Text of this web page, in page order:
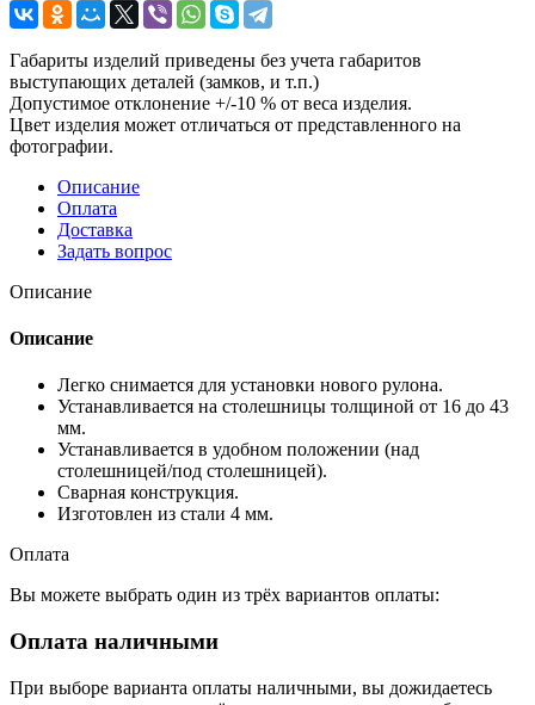
Габариты изделий приведены без учета габаритов
выступающих деталей (замков, и т.п.)
Допустимое отклонение +/-10 % от веса изделия.
Цвет изделия может отличаться от представленного на
фотографии.
Описание
Оплата
Доставка
Задать вопрос
Описание
Описание
Легко снимается для установки нового рулона.
Устанавливается на столешницы толщиной от 16 до 43
мм.
Устанавливается в удобном положении (над
столешницей/под столешницей).
Сварная конструкция.
Изготовлен из стали 4 мм.
Оплата
Вы можете выбрать один из трёх вариантов оплаты:
Оплата наличными
При выборе варианта оплаты наличными, вы дожидаетесь